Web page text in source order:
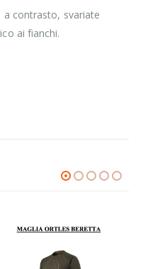
a contrasto, svariate
ai fianchi.